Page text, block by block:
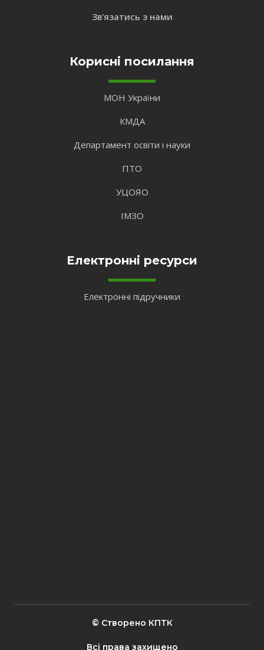
Зв'язатись з нами
Корисні посилання
МОН України
КМДА
Департамент освіти і науки
ПТО
УЦОЯО
ІМЗО
Електронні ресурси
Електронні підручники
© Створено КПТК
Всі права захищено